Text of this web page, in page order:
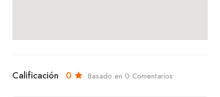
Calificación 0 Basado en 0 Comentarios